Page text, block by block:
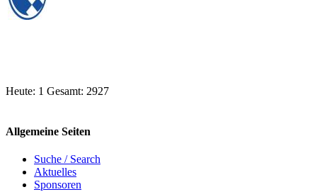
Heute: 1 Gesamt: 2927
Allgemeine Seiten
Suche / Search
Aktuelles
Sponsoren